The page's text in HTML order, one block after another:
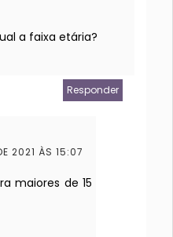
a faixa etária?
Responder
2021 ÀS 15:07
maiores de 15